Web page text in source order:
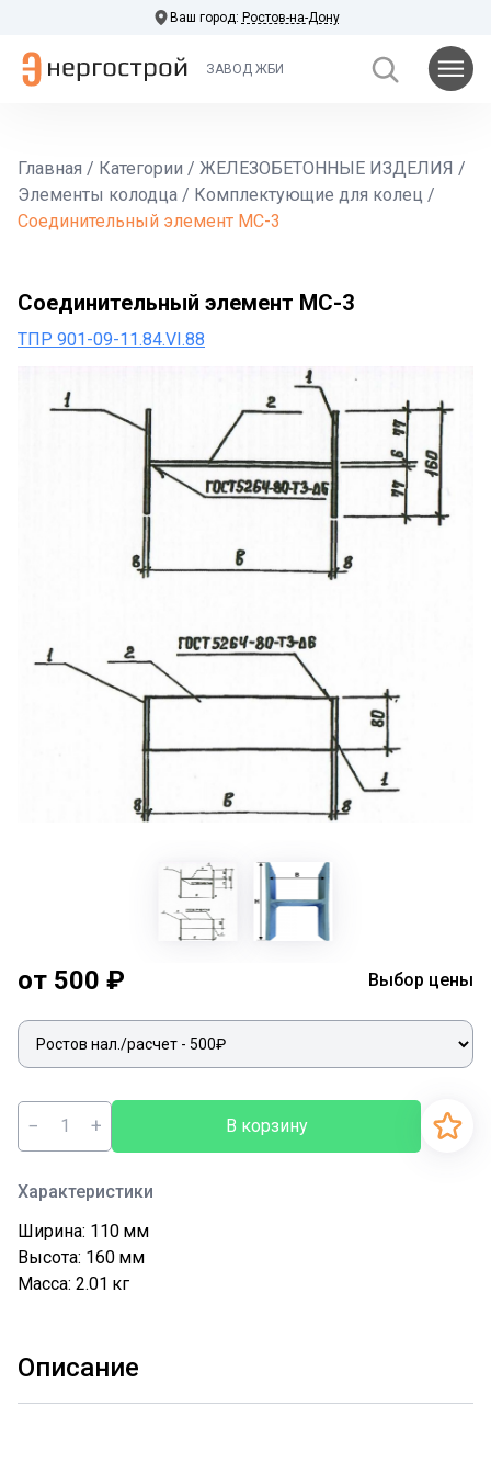
Ваш город: Ростов-на-Дону
ЗАВОД ЖБИ
Главная / Категории / ЖЕЛЕЗОБЕТОННЫЕ ИЗДЕЛИЯ /
Элементы колодца / Комплектующие для колец /
Соединительный элемент МС-3
Соединительный элемент МС-3
ТПР 901-09-11.84.VI.88
от 500 ₽ Выбор цены
− + В корзину
Характеристики
Ширина: 110 мм
Высота: 160 мм
Масса: 2.01 кг
Описание